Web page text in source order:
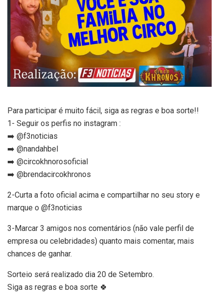
Para participar é muito fácil, siga as regras e boa sorte!!
1- Seguir os perfis no instagram :
➡️ @f3noticias
➡️ @nandahbel
➡️ @circokhnorosoficial
➡️ @brendacircokhronos
2-Curta a foto oficial acima e compartilhar no seu story e
marque o @f3noticias
3-Marcar 3 amigos nos comentários (não vale perfil de
empresa ou celebridades) quanto mais comentar, mais
chances de ganhar.
Sorteio será realizado dia 20 de Setembro.
Siga as regras e boa sorte 🍀